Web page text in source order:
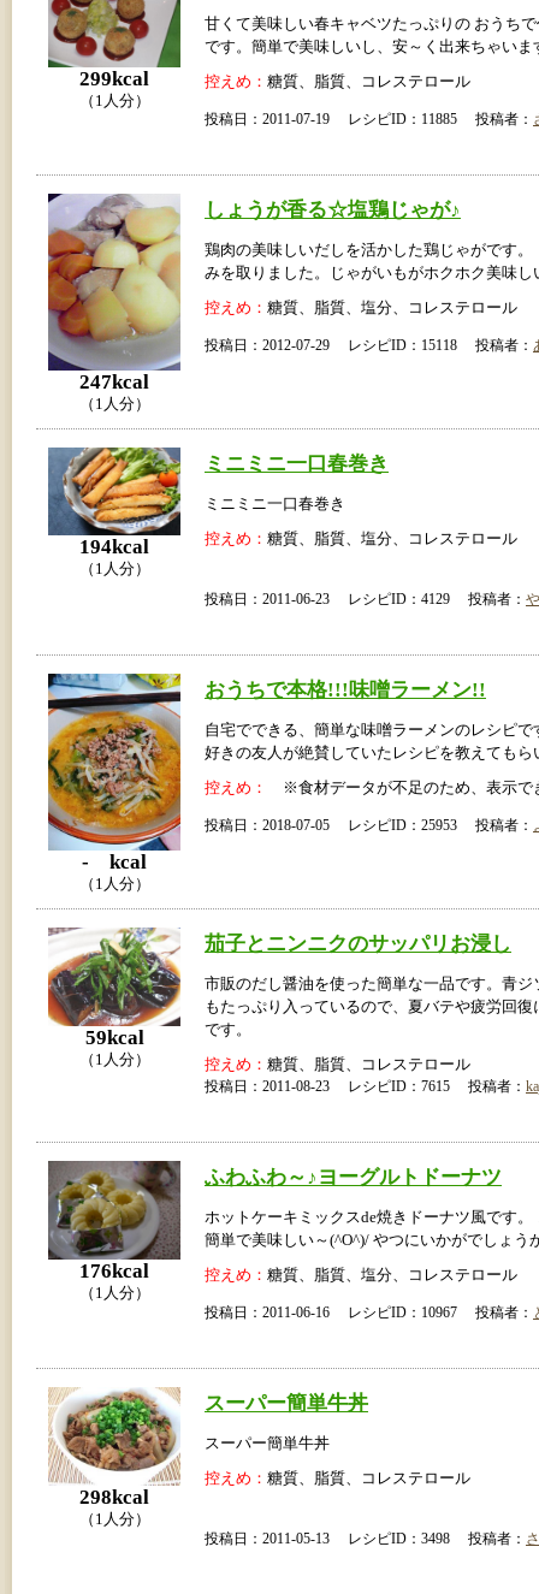
299kcal
（1人分）
甘くて美味しい春キャベツたっぷりの おうち
です。簡単で美味しいし、安～く出来ちゃいま
控えめ： 糖質、脂質、コレステロール
投稿日：2011-07-19 レシピID：11885 投稿者：
247kcal
（1人分）
しょうが香る☆塩鶏じゃが♪
鶏肉の美味しいだしを活かした鶏じゃがです。
みを取りました。じゃがいもがホクホク美味
控えめ： 糖質、脂質、塩分、コレステロール
投稿日：2012-07-29 レシピID：15118 投稿者：
194kcal
（1人分）
ミニミニ一口春巻き
ミニミニ一口春巻き
控えめ： 糖質、脂質、塩分、コレステロール
投稿日：2011-06-23 レシピID：4129 投稿者：
- kcal
（1人分）
おうちで本格!!!味噌ラーメン!!
自宅でできる、簡単な味噌ラーメンのレシピで
好きの友人が絶賛していたレシピを教えてもら
控えめ： ※食材データが不足のため、表示で
投稿日：2018-07-05 レシピID：25953 投稿者：
59kcal
（1人分）
茄子とニンニクのサッパリお浸し
市販のだし醤油を使った簡単な一品です。青ジ
もたっぷり入っているので、夏バテや疲労回復
です。
控えめ： 糖質、脂質、コレステロール
投稿日：2011-08-23 レシピID：7615 投稿者：
176kcal
（1人分）
ふわふわ～♪ヨーグルトドーナツ
ホットケーキミックスde焼きドーナツ風です。
簡単で美味しい～(^O^)/ やつにいかがでしょう
控えめ： 糖質、脂質、塩分、コレステロール
投稿日：2011-06-16 レシピID：10967 投稿者：
298kcal
（1人分）
スーパー簡単牛丼
スーパー簡単牛丼
控えめ： 糖質、脂質、コレステロール
投稿日：2011-05-13 レシピID：3498 投稿者：